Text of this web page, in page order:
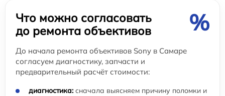
Что можно согласовать
до ремонта объективов
%
До начала ремонта объективов Sony в Самаре
согласуем диагностику, запчасти и
предварительный расчёт стоимости:
диагностика: сначала выясняем причину поломки и